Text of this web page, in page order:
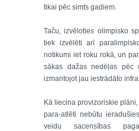
tikai pēc simts gadiem.
Taču, izvēloties olimpisko
tiek izvēlēti arī
notikumi iet roku rokā, un
sākas dažas nedēļas pēc
izmantojot jau iestrādāto
Kā liecina provizoriskie
para-atlēti nebūtu
veidu sacensības